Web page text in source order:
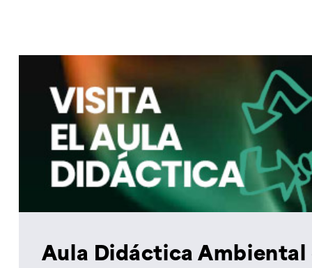
Aula Didáctica Ambiental